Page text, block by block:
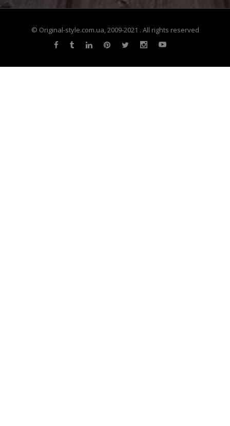
© Original-style.com.ua, 2009-2021 . All rights reserved